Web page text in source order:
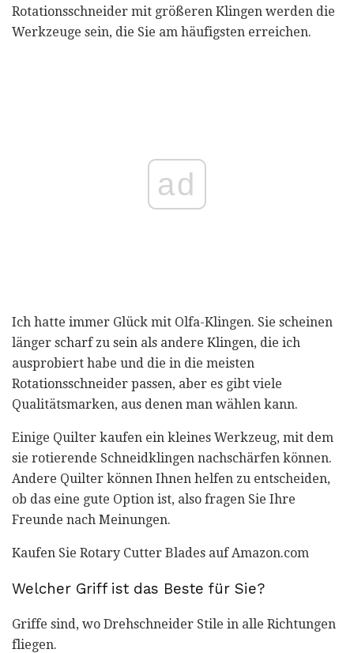
Rotationsschneider mit größeren Klingen werden die
Werkzeuge sein, die Sie am häufigsten erreichen.
ad
Ich hatte immer Glück mit Olfa-Klingen. Sie scheinen
länger scharf zu sein als andere Klingen, die ich
ausprobiert habe und die in die meisten
Rotationsschneider passen, aber es gibt viele
Qualitätsmarken, aus denen man wählen kann.
Einige Quilter kaufen ein kleines Werkzeug, mit dem
sie rotierende Schneidklingen nachschärfen können.
Andere Quilter können Ihnen helfen zu entscheiden,
ob das eine gute Option ist, also fragen Sie Ihre
Freunde nach Meinungen.
Kaufen Sie Rotary Cutter Blades auf Amazon.com
Welcher Griff ist das Beste für Sie?
Griffe sind, wo Drehschneider Stile in alle Richtungen
fliegen.